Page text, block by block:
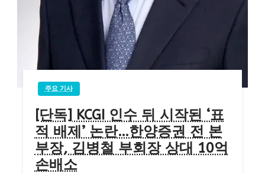
주요 기사
[단독] KCGI 인수 뒤 시작된 ‘표
적 배제’ 논란…한양증권 전 본
부장, 김병철 부회장 상대 10억
손배소